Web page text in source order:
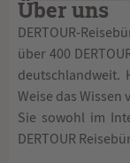
Über uns
DERTOUR-
über 400
Weise das Wissen
Sie sowohl im
DERTOUR